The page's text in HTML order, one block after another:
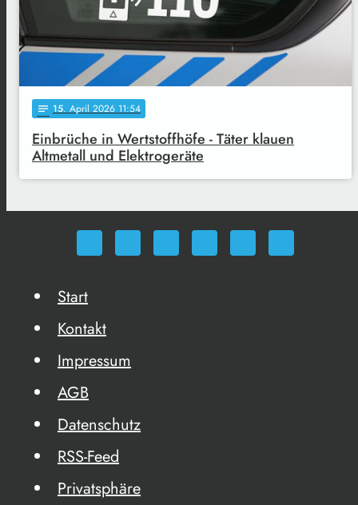
notes 15. April 2026 11:54
Einbrüche in Wertstoffhöfe - Täter klauen
Altmetall und Elektrogeräte
Start
Kontakt
Impressum
AGB
Datenschutz
RSS-Feed
Privatsphäre